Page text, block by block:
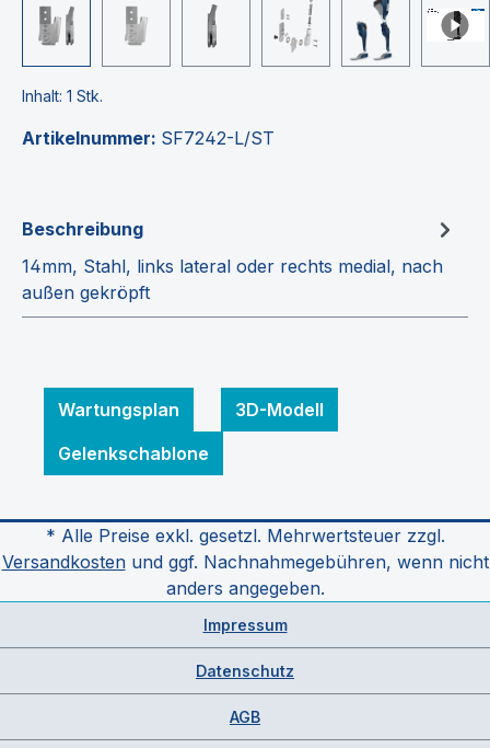
Inhalt: 1 Stk.
Artikelnummer: SF7242-L/ST
Beschreibung
14mm, Stahl, links lateral oder rechts medial, nach
außen gekröpft
Wartungsplan
3D-Modell
Gelenkschablone
* Alle Preise exkl. gesetzl. Mehrwertsteuer zzgl.
Versandkostenund ggf. Nachnahmegebühren, wenn nicht
anders angegeben.
Impressum
Datenschutz
AGB